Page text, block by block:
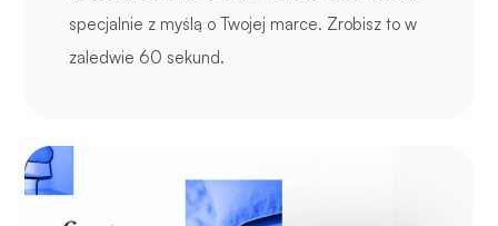
specjalnie z myślą o Twojej marce. Zrobisz to w
zaledwie 60 sekund.